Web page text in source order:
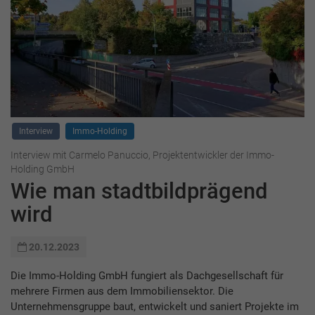
Interview Immo-Holding
Interview mit Carmelo Panuccio, Projektentwickler der Immo-
Holding GmbH
Wie man stadtbildprägend
wird
20.12.2023
Die Immo-Holding GmbH fungiert als Dachgesellschaft für
mehrere Firmen aus dem Immobiliensektor. Die
Unternehmensgruppe baut, entwickelt und saniert Projekte im